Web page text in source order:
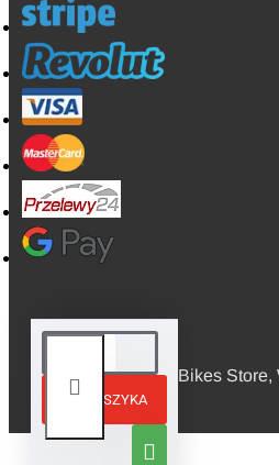
DO KOSZYKA
© 2026, Mini Bikes Store,
Zastrzeżone